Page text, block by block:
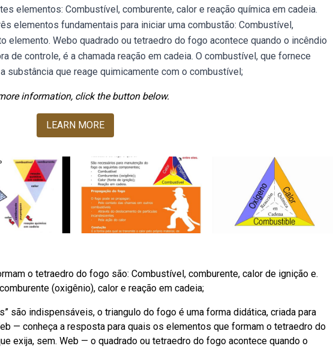
elementos: Combustível, comburente, calor e reação química em cadeia.
elementos fundamentais para iniciar uma combustão: Combustível,
elemento. Webo quadrado ou tetraedro do fogo acontece quando o incêndio
de controle, é a chamada reação em cadeia. O combustível, que fornece
substância que reage quimicamente com o combustível;
information, click the button below.
LEARN MORE
o tetraedro do fogo são: Combustível, comburente, calor de ignição e.
(oxigênio), calor e reação em cadeia;
são indispensáveis, o triangulo do fogo é uma forma didática, criada para
— conheça a resposta para quais os elementos que formam o tetraedro do
exija, sem. Web — o quadrado ou tetraedro do fogo acontece quando o